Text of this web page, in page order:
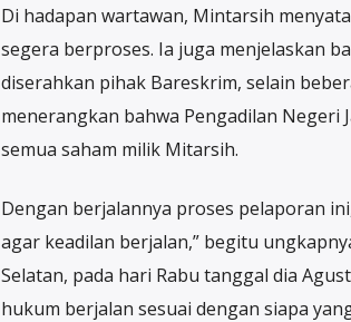
Di hadapan wartawan, Mintarsih
segera berproses. Ia juga menjelaskan
diserahkan pihak Bareskrim, selain
menerangkan bahwa Pengadilan Negeri
semua saham milik Mitarsih.
Dengan berjalannya proses pelaporan
agar keadilan berjalan,” begitu
Selatan, pada hari Rabu tanggal dia
hukum berjalan sesuai dengan siapa